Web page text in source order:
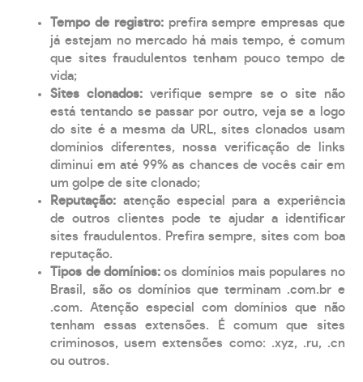
Tempo de registro: prefira sempre empresas que
já estejam no mercado há mais tempo, é comum
que sites fraudulentos tenham pouco tempo de
vida;
Sites clonados: verifique sempre se o site não
está tentando se passar por outro, veja se a logo
do site é a mesma da URL, sites clonados usam
domínios diferentes, nossa verificação de links
diminui em até 99% as chances de vocês cair em
um golpe de site clonado;
Reputação: atenção especial para a experiência
de outros clientes pode te ajudar a identificar
sites fraudulentos. Prefira sempre, sites com boa
reputação.
Tipos de domínios:os domínios mais populares no
Brasil, são os domínios que terminam .com.br e
.com. Atenção especial com domínios que não
tenham essas extensões. É comum que sites
criminosos, usem extensões como: .xyz, .ru, .cn
ou outros.